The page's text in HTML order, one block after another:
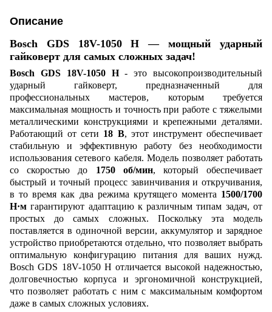
Описание
Bosch GDS 18V-1050 H — мощный ударный
гайковерт для самых сложных задач!
Bosch GDS 18V-1050 H- это высокопроизводительный
ударный гайковерт, предназначенный для
профессиональных мастеров, которым требуется
максимальная мощность и точность при работе с тяжелыми
металлическими конструкциями и крепежными деталями.
Работающий от сети 18 В, этот инструмент обеспечивает
стабильную и эффективную работу без необходимости
использования сетевого кабеля. Модель позволяет работать
со скоростью до 1750 об/мин, который обеспечивает
быстрый и точный процесс завинчивания и откручивания,
в то время как два режима крутящего момента 1500/1700
Н·м гарантируют адаптацию к различным типам задач, от
простых до самых сложных. Поскольку эта модель
поставляется в одиночной версии, аккумулятор и зарядное
устройство приобретаются отдельно, что позволяет выбрать
оптимальную конфигурацию питания для ваших нужд.
Bosch GDS 18V-1050 H отличается высокой надежностью,
долговечностью корпуса и эргономичной конструкцией,
что позволяет работать с ним с максимальным комфортом
даже в самых сложных условиях.